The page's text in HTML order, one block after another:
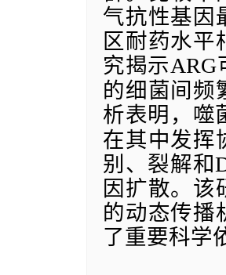
气抗性基因
区耐药水平
究揭示ARG
的细菌间频
析表明，噬
在其中发挥
别、裂解和
因扩散。该
的动态传播
了重要科学